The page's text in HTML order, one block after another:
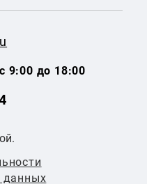
с 9:00 до 18:00
данных